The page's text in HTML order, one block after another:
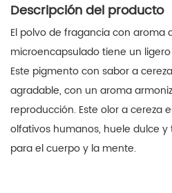
Descripción del producto
El polvo de fragancia con aroma
microencapsulado tiene un
Este pigmento con sabor a
agradable, con un aroma
reproducción. Este olor a cereza
olfativos humanos, huele dulce
para el cuerpo y la mente.